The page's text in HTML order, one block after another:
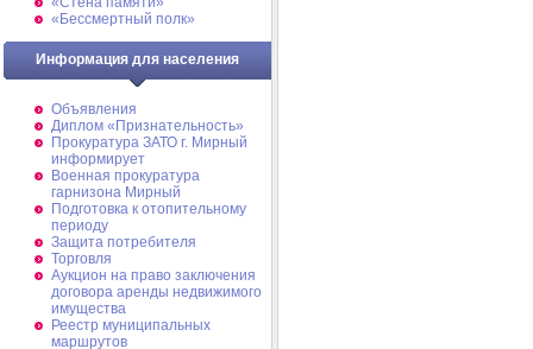
«Бессмертный полк»
Информация для населения
Объявления
Диплом «Признательность»
Прокуратура ЗАТО г. Мирный
информирует
Военная прокуратура
гарнизона Мирный
Подготовка к отопительному
периоду
Защита потребителя
Торговля
Аукцион на право заключения
договора аренды недвижимого
имущества
Реестр муниципальных
маршрутов